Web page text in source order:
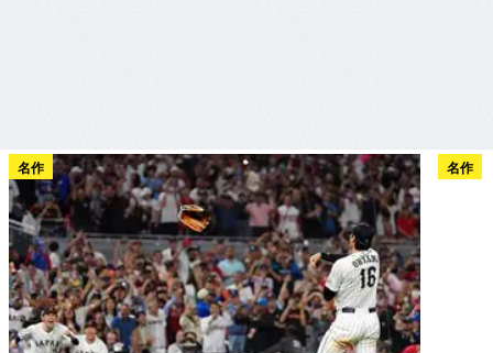
名作 名作